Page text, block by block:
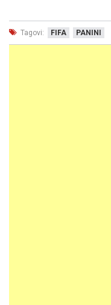
Tagovi: FIFA PANINI